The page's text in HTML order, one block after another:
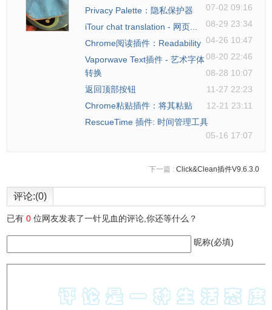
07-02 09:16
Privacy Palette：隐私保护器
08-29 23:34
iTour chat translation - 网页...
04-26 10:47
Chrome阅读插件：Readability
08-20 22:46
Vaporwave Text插件 - 艺术字体
转换
08-28 10:07
返回顶部按钮
11-27 22:23
Chrome粘贴插件：将其粘贴
12-21 23:11
RescueTime 插件: 时间管理工具
05-16 17:07
下一篇 : Click&Clean插件V9.6.3.0
评论:(0)
已有0 位网友发表了一针见血的评论,你还等什么？
昵称(必填)